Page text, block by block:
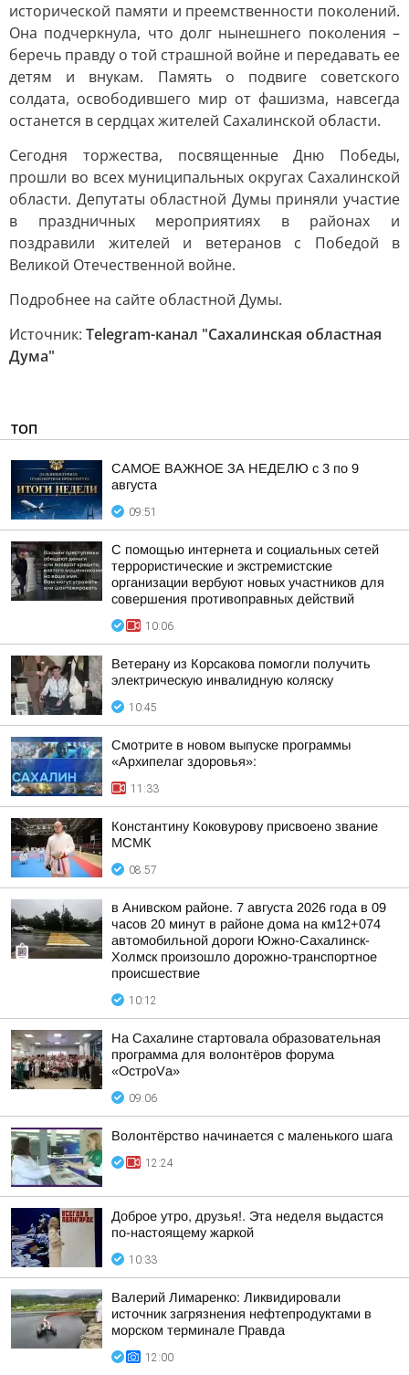
исторической памяти и преемственности поколений.
Она подчеркнула, что долг нынешнего поколения –
беречь правду о той страшной войне и передавать ее
детям и внукам. Память о подвиге советского
солдата, освободившего мир от фашизма, навсегда
останется в сердцах жителей Сахалинской области.
Сегодня торжества, посвященные Дню Победы,
прошли во всех муниципальных округах Сахалинской
области. Депутаты областной Думы приняли участие
в праздничных мероприятиях в районах и
поздравили жителей и ветеранов с Победой в
Великой Отечественной войне.
Подробнее на сайте областной Думы.
Источник: Telegram-канал "Сахалинская областная
Дума"
ТОП
САМОЕ ВАЖНОЕ ЗА НЕДЕЛЮ с 3 по 9
августа
09:51
С помощью интернета и социальных сетей
террористические и экстремистские
организации вербуют новых участников для
совершения противоправных действий
10:06
Ветерану из Корсакова помогли получить
электрическую инвалидную коляску
10:45
Смотрите в новом выпуске программы
«Архипелаг здоровья»:
11:33
Константину Коковурову присвоено звание
МСМК
08:57
в Анивском районе. 7 августа 2026 года в 09
часов 20 минут в районе дома на км12+074
автомобильной дороги Южно-Сахалинск-
Холмск произошло дорожно-транспортное
происшествие
10:12
На Сахалине стартовала образовательная
программа для волонтёров форума
«ОстроVа»
09:06
Волонтёрство начинается с маленького шага
12:24
Доброе утро, друзья!. Эта неделя выдастся
по-настоящему жаркой
10:33
Валерий Лимаренко: Ликвидировали
источник загрязнения нефтепродуктами в
морском терминале Правда
12:00